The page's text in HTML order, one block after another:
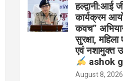
हल्द्वानी:आई
कार्यक्रम
कवच”
सुरक्षा,
एवं नशामुक्त
ashok
August 8, 2026